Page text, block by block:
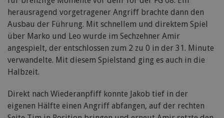
herausragend vorgetragener Angriff brachte dann den
Ausbau der Führung. Mit schnellem und direktem Spiel
über Marko und Leo wurde im Sechzehner Amir
angespielt, der entschlossen zum 2 zu 0 in der 31. Minute
verwandelte. Mit diesem Spielstand ging es auch in die
Halbzeit.
Direkt nach Wiederanpfiff konnte Jakob tief in der
eigenen Hälfte einen Angriff abfangen, auf der rechten